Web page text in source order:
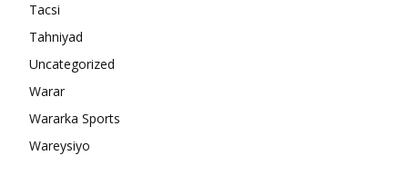
Tacsi
Tahniyad
Uncategorized
Warar
Wararka Sports
Wareysiyo